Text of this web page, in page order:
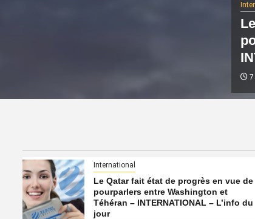
7
International
Le Qatar fait état de progrès en vue de
pourparlers entre Washington et
Téhéran – INTERNATIONAL – L’info du
jour